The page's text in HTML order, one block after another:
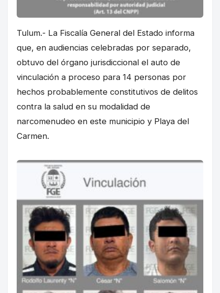
Tulum.- La Fiscalía General del Estado informa
que, en audiencias celebradas por separado,
obtuvo del órgano jurisdiccional el auto de
vinculación a proceso para 14 personas por
hechos probablemente constitutivos de delitos
contra la salud en su modalidad de
narcomenudeo en este municipio y Playa del
Carmen.